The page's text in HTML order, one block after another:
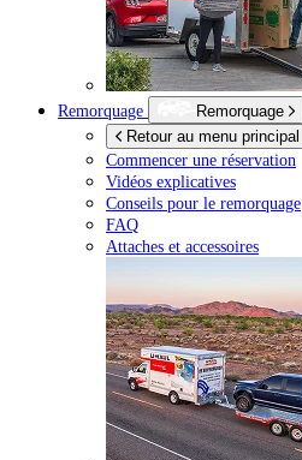
Remorquage
Remorquage
Retour au menu principal
Commencer une réservation
Vidéos explicatives
Conseils pour le remorquage
FAQ
Attaches et accessoires